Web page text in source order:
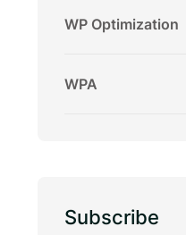
WP Optimization
WPA
Subscribe